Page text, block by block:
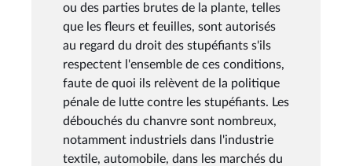
ou des parties brutes de la plante, telles
que les fleurs et feuilles, sont autorisés
au regard du droit des stupéfiants s'ils
respectent l'ensemble de ces conditions,
faute de quoi ils relèvent de la politique
pénale de lutte contre les stupéfiants. Les
débouchés du chanvre sont nombreux,
notamment industriels dans l'industrie
textile, automobile, dans les marchés du